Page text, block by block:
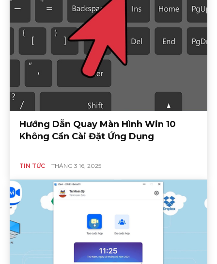
Hướng Dẫn Quay Màn Hình Win 10
Không Cần Cài Đặt Ứng Dụng
TIN TỨC THÁNG 3 16, 2025